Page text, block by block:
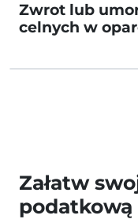
Zwrot lub
celnych w
Załatw
podatkową